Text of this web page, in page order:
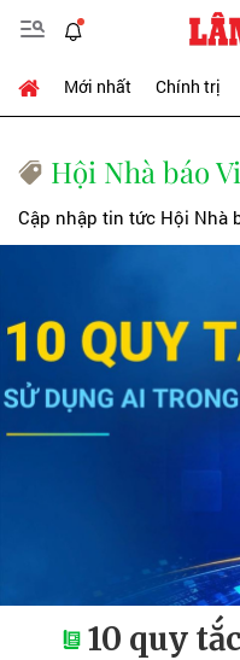
Mới nhất Chính trị
Hội Nhà báo
Cập nhập tin tức Hội Nhà
10 quy